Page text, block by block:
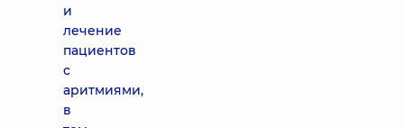
и
лечение
пациентов
с
аритмиями,
в